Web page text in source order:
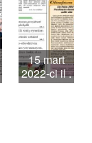
15 mart
2022-ci il .